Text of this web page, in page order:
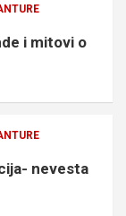
i mitovi o
nevesta